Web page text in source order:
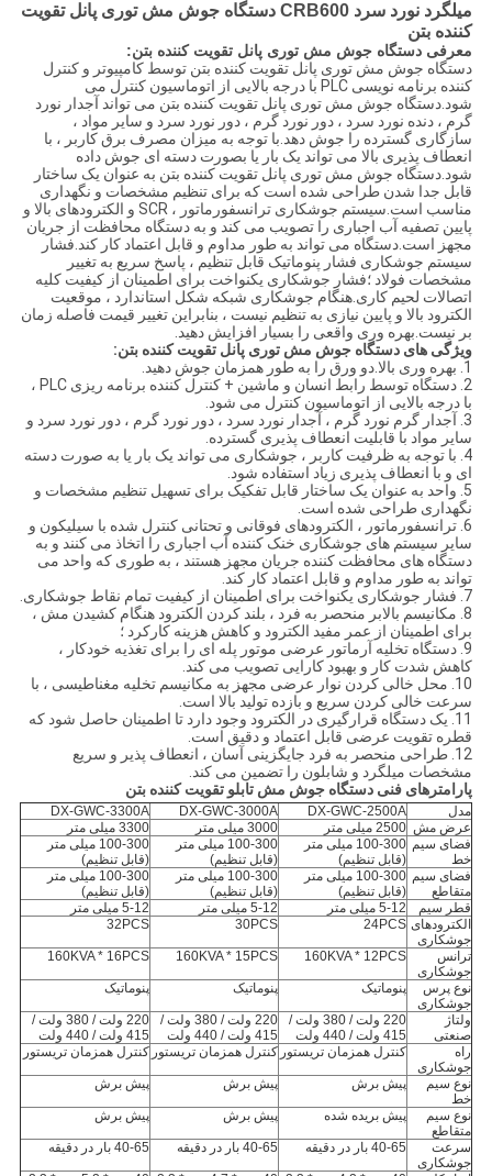
میلگرد نورد سرد CRB600 دستگاه جوش مش توری پانل تقویت
کننده بتن
معرفی دستگاه جوش مش توری پانل تقویت کننده بتن:
دستگاه جوش مش توری پانل تقویت کننده بتن توسط کامپیوتر و کنترل
کننده برنامه نویسی PLC با درجه بالایی از اتوماسیون کنترل می
شود.دستگاه جوش مش توری پانل تقویت کننده بتن می تواند آجدار نورد
گرم ، دنده نورد سرد ، دور نورد گرم ، دور نورد سرد و سایر مواد ،
سازگاری گسترده را جوش دهد.با توجه به میزان مصرف برق کاربر ، با
انعطاف پذیری بالا می تواند یک بار یا بصورت دسته ای جوش داده
شود.دستگاه جوش مش توری پانل تقویت کننده بتن به عنوان یک ساختار
قابل جدا شدن طراحی شده است که برای تنظیم مشخصات و نگهداری
مناسب است.سیستم جوشکاری ترانسفورماتور ، SCR و الکترودهای بالا و
پایین تصفیه آب اجباری را تصویب می کند و به دستگاه محافظت از جریان
مجهز است.دستگاه می تواند به طور مداوم و قابل اعتماد کار کند.فشار
سیستم جوشکاری فشار پنوماتیک قابل تنظیم ، پاسخ سریع به تغییر
مشخصات فولاد ؛فشار جوشکاری یکنواخت برای اطمینان از کیفیت کلیه
اتصالات لحیم کاری.هنگام جوشکاری شبکه شکل استاندارد ، موقعیت
الکترود بالا و پایین نیازی به تنظیم نیست ، بنابراین تغییر قیمت فاصله زمان
بر نیست.بهره وری واقعی را بسیار افزایش دهید.
ویژگی های دستگاه جوش مش توری پانل تقویت کننده بتن:
1. بهره وری بالا.دو ورق را به طور همزمان جوش دهید.
2. دستگاه توسط رابط انسان و ماشین + کنترل کننده برنامه ریزی PLC ،
با درجه بالایی از اتوماسیون کنترل می شود.
3. آجدار گرم نورد گرم ، آجدار نورد سرد ، دور نورد گرم ، دور نورد سرد و
سایر مواد با قابلیت انعطاف پذیری گسترده.
4. با توجه به ظرفیت کاربر ، جوشکاری می تواند یک بار یا به صورت دسته
ای و با انعطاف پذیری زیاد استفاده شود.
5. واحد به عنوان یک ساختار قابل تفکیک برای تسهیل تنظیم مشخصات و
نگهداری طراحی شده است.
6. ترانسفورماتور ، الکترودهای فوقانی و تحتانی کنترل شده با سیلیکون و
سایر سیستم های جوشکاری خنک کننده آب اجباری را اتخاذ می کنند و به
دستگاه های محافظت کننده جریان مجهز هستند ، به طوری که واحد می
تواند به طور مداوم و قابل اعتماد کار کند.
7. فشار جوشکاری یکنواخت برای اطمینان از کیفیت تمام نقاط جوشکاری.
8. مکانیسم بالابر منحصر به فرد ، بلند کردن الکترود هنگام کشیدن مش ،
برای اطمینان از عمر مفید الکترود و کاهش هزینه کارکرد ؛
9. دستگاه تخلیه آرماتور عرضی موتور پله ای را برای تغذیه خودکار ،
کاهش شدت کار و بهبود کارایی تصویب می کند.
10. محل خالی کردن نوار عرضی مجهز به مکانیسم تخلیه مغناطیسی ، با
سرعت خالی کردن سریع و بازده تولید بالا است.
11. یک دستگاه قرارگیری در الکترود وجود دارد تا اطمینان حاصل شود که
قطره تقویت عرضی قابل اعتماد و دقیق است.
12. طراحی منحصر به فرد جایگزینی آسان ، انعطاف پذیر و سریع
مشخصات میلگرد و شابلون را تضمین می کند.
پارامترهای فنی دستگاه جوش مش تابلو تقویت کننده بتن
مدل DX-GWC-2500A
DX-GWC-3000A
DX-GWC-3300A
عرض مش 2500 میلی متر 3000 میلی متر
3300 میلی متر
فضای سیم
خط
100-300 میلی متر
(قابل تنظیم)
100-300 میلی متر
(قابل تنظیم)
100-300 میلی متر
(قابل تنظیم)
فضای سیم
متقاطع
100-300 میلی متر
(قابل تنظیم)
100-300 میلی متر
(قابل تنظیم)
100-300 میلی متر
(قابل تنظیم)
قطر سیم
5-12 میلی متر 5-12 میلی متر
5-12 میلی متر
الکترودهای
جوشکاری
24PCS
30PCS
32PCS
ترانس
جوشکاری
160KVA * 12PCS
160KVA * 15PCS
160KVA * 16PCS
نوع پرس
جوشکاری
پنوماتیک پنوماتیک پنوماتیک
ولتاژ
صنعتی
220 ولت / 380 ولت /
415 ولت / 440 ولت
220 ولت / 380 ولت /
415 ولت / 440 ولت
220 ولت / 380 ولت /
415 ولت / 440 ولت
راه
جوشکاری
کنترل همزمان تریستور کنترل همزمان تریستور کنترل همزمان تریستور
نوع سیم
خط
پیش برش پیش برش پیش برش
نوع سیم
متقاطع
پیش بریده شده پیش برش پیش برش
سرعت
جوشکاری
40-65 بار در دقیقه 40-65 بار در دقیقه 40-65 بار در دقیقه